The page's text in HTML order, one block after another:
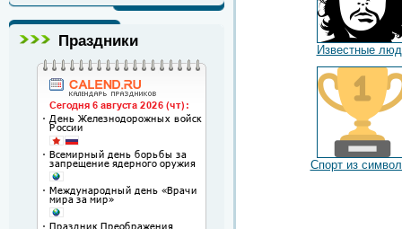
Праздники
Известные
Спорт из